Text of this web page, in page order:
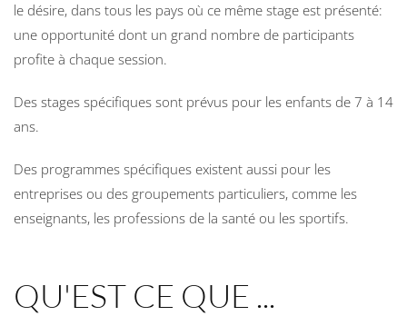
le désire, dans tous les pays où ce même stage est présenté:
une opportunité dont un grand nombre de participants
profite à chaque session.
Des stages spécifiques sont prévus pour les enfants de 7 à 14
ans.
Des programmes spécifiques existent aussi pour les
entreprises ou des groupements particuliers, comme les
enseignants, les professions de la santé ou les sportifs.
QU'EST CE QUE ...